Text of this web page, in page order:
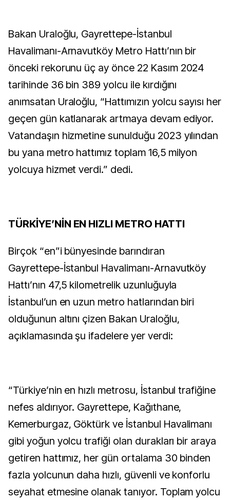
Bakan Uraloğlu, Gayrettepe-İstanbul
Havalimanı-Arnavutköy Metro Hattı’nın bir
önceki rekorunu üç ay önce 22 Kasım 2024
tarihinde 36 bin 389 yolcu ile kırdığını
anımsatan Uraloğlu, “Hattımızın yolcu sayısı her
geçen gün katlanarak artmaya devam ediyor.
Vatandaşın hizmetine sunulduğu 2023 yılından
bu yana metro hattımız toplam 16,5 milyon
yolcuya hizmet verdi.” dedi.
TÜRKİYE’NİN EN HIZLI METRO HATTI
Birçok “en”i bünyesinde barındıran
Gayrettepe-İstanbul Havalimanı-Arnavutköy
Hattı’nın 47,5 kilometrelik uzunluğuyla
İstanbul’un en uzun metro hatlarından biri
olduğunun altını çizen Bakan Uraloğlu,
açıklamasında şu ifadelere yer verdi:
“Türkiye’nin en hızlı metrosu, İstanbul trafiğine
nefes aldırıyor. Gayrettepe, Kağıthane,
Kemerburgaz, Göktürk ve İstanbul Havalimanı
gibi yoğun yolcu trafiği olan durakları bir araya
getiren hattımız, her gün ortalama 30 binden
fazla yolcunun daha hızlı, güvenli ve konforlu
seyahat etmesine olanak tanıyor. Toplam yolcu